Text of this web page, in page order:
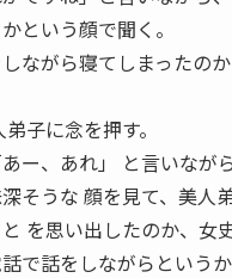
という顔で聞く。
しながら寝てしまったの
子に念を押す。
ー、あれ」 と言いなが
そうな 顔を見て、美人
を思い出したのか、女
話で話をしながらという